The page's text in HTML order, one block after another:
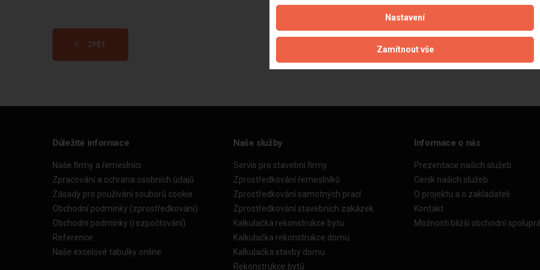
ZPĚT Aktualizováno z portálu ARES dne 03.12.2025 08:00:02
Důležité informace
Naše firmy a řemeslníci
Zpracování a ochrana osobních údajů
Zásady pro používání souborů cookie
Obchodní podmínky (zprostředkování)
Obchodní podmínky (rozpočtování)
Reference
Naše excelové tabulky online
Naše služby
Servis pro stavební firmy
Zprostředkování řemeslníků
Zprostředkování samotných prací
Zprostředkování stavebních zakázek
Kalkulačka rekonstrukce bytu
Kalkulačka rekonstrukce domu
Kalkulačka stavby domu
Rekonstrukce bytů
Informace o nás
Prezentace našich služeb
Ceník našich služeb
O projektu a o zakladateli
Kontakt
Možnosti bližší obchodní
Nastavení
Zamítnout vše